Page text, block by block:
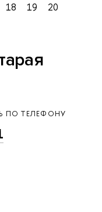
18 19 20
ПО ТЕЛЕФОНУ